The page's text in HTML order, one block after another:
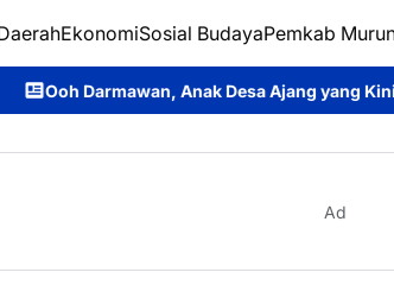
EkonomiSosial BudayaPemkab
Anak Desa Ajang yang Kini Bersinar sebagai
Ad